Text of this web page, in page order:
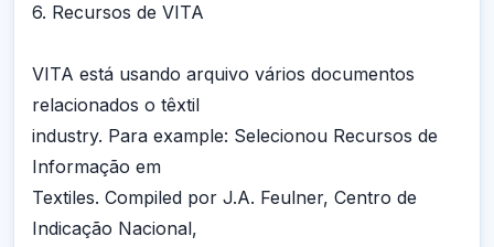
6. Recursos de VITA
VITA está usando arquivo vários documentos
relacionados o têxtil
industry. Para example: Selecionou Recursos de
Informação em
Textiles. Compiled por J.A. Feulner, Centro de
Indicação Nacional,